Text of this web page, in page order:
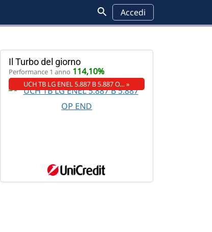
Accedi
Il Turbo del giorno
Performance 1 anno 114,10%
UCH TB LG ENEL 5.887 B 5.887 O… »